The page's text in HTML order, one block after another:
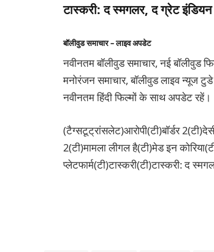
टास्करी: द स्मगलर, द ग्रेट
बॉलीवुड समाचार – लाइव अपडेट
नवीनतम बॉलीवुड समाचार, नई बॉलीवुड
मनोरंजन समाचार, बॉलीवुड लाइव न्यूज
नवीनतम हिंदी फिल्मों के साथ अपडेट रहें।
(टैग्सटूट्रांसलेट)आरोपी(टी)बॉर्डर
2(टी)मामला लीगल है(टी)मेड इन
प्लेटफार्म(टी)टास्करी(टी)टास्करी: द